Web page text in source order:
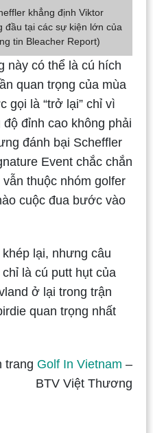
khẳng định Viktor
đầu tại các sự kiện lớn của
tin Bleacher Report)
này có thể là cú hích
quan trọng của mùa
gọi là “trở lại” chỉ vì
đỉnh cao không phải
đánh bại Scheffler
Event chắc chắn
thuộc nhóm golfer
cuộc đua bước vào
lại, nhưng câu
là cú putt hụt của
ở lại trong trận
quan trọng nhất
trang Golf In Vietnam –
BTV Việt Thương